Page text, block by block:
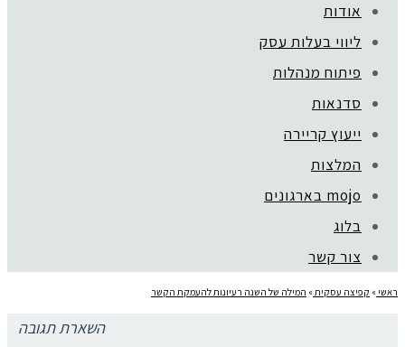
אודות
ליווי בעלות עסק
פיתוח מנהלות
סדנאות
ייעוץ קריירה
המלצות
mojo בארגונים
בלוג
צור קשר
ראשי » קפיצה עסקית» המילה של השנה רעיונות להעמקת הקשר
השארת תגובה
קהילת סלוניקי 1, תל אביב |
© כל הזכויות שמורות לגלית שול |
נסטיה פייביש| ביצוע:zivuch